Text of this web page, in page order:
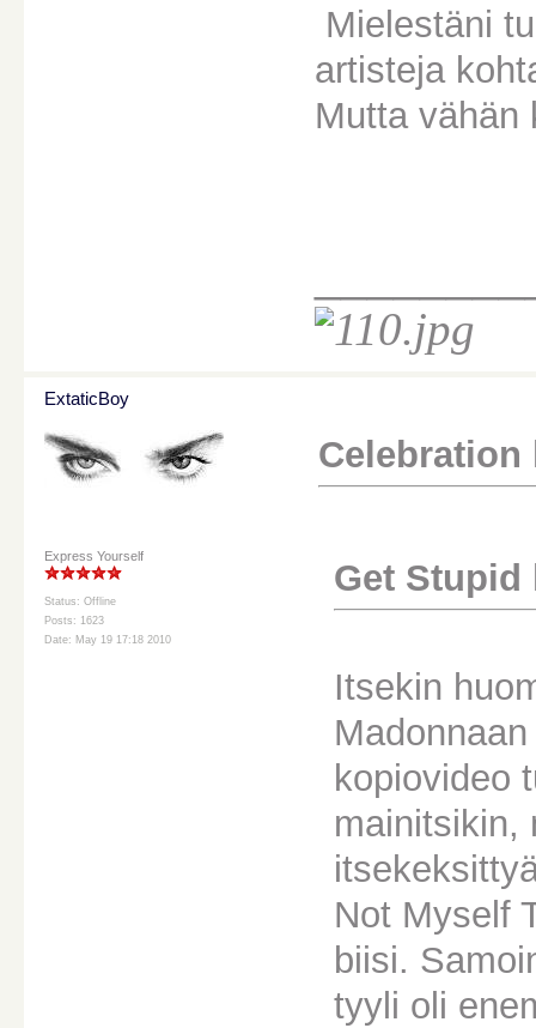
Mielestäni
artisteja
Mutta vähän
ExtaticBoy
Express Yourself
Status: Offline
Posts: 1623
Date: May 19 17:18 2010
Get
Itsekin
kopiovideo
mainitsikin,
Not Myself
biisi.
tyyli oli